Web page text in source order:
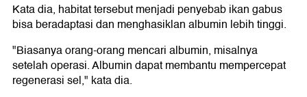
Kata dia, habitat tersebut menjadi penyebab ikan gabus
bisa beradaptasi dan menghasiklan albumin lebih tinggi.
"Biasanya orang-orang mencari albumin, misalnya
setelah operasi. Albumin dapat membantu mempercepat
regenerasi sel," kata dia.